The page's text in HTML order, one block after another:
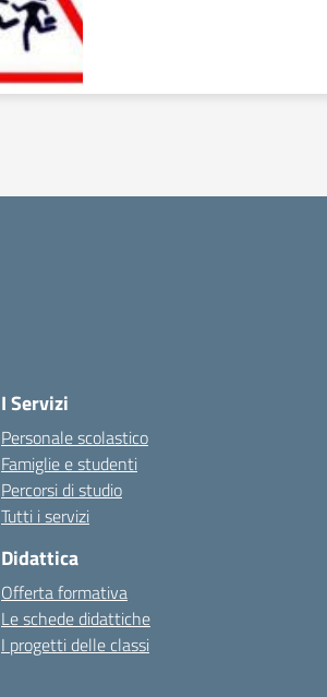
I Servizi
Personale scolastico
Famiglie e studenti
Percorsi di studio
Tutti i servizi
Didattica
Offerta formativa
Le schede didattiche
I progetti delle classi